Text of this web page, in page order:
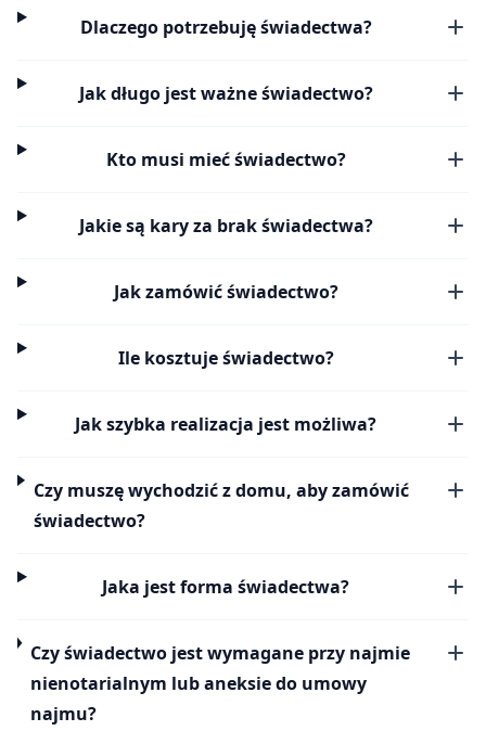
Dlaczego potrzebuję świadectwa?
Jak długo jest ważne świadectwo?
Kto musi mieć świadectwo?
Jakie są kary za brak świadectwa?
Jak zamówić świadectwo?
Ile kosztuje świadectwo?
Jak szybka realizacja jest możliwa?
Czy muszę wychodzić z domu, aby zamówić
świadectwo?
Jaka jest forma świadectwa?
Czy świadectwo jest wymagane przy najmie
nienotarialnym lub aneksie do umowy
najmu?